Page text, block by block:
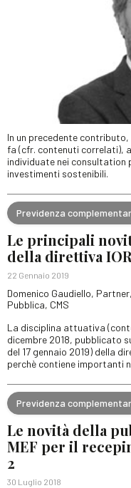
In un precedente
fa (cfr. contenuti correlati),
individuate nei consultation
investimenti sostenibili.
Previdenza
Le principali
della direttiva
22 Gennaio 2019
Domenico Gaudiello,
Pubblica, CMS
La disciplina attuativa
dicembre 2018, pubblicato
del 17 gennaio 2019) della
perchè contiene importanti
Previdenza
Le novità della
MEF per il
2
30 Luglio 2018